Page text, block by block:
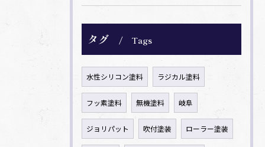
タグ Tags
水性シリコン塗料 ラジカル塗料
フッ素塗料 無機塗料 岐阜
ジョリパット 吹付塗装 ローラー塗装